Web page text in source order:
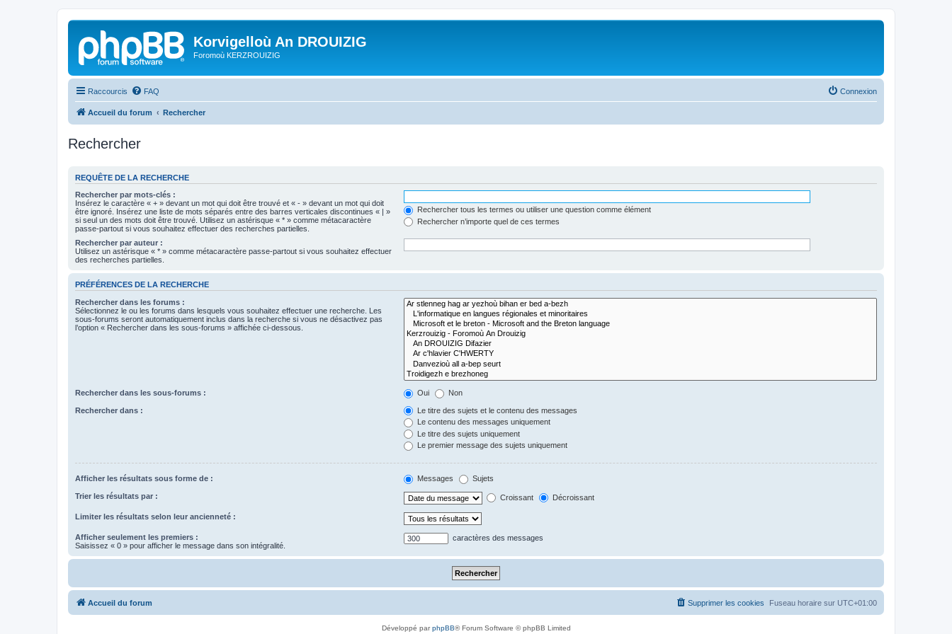
Korvigelloù An DROUIZIG
Foromoù KERZROUIZIG
Raccourcis FAQ Connexion
Accueil du forum Rechercher
Rechercher
REQUÊTE DE LA RECHERCHE
Rechercher par mots-clés :
Insérez le caractère « + » devant un mot qui doit être trouvé et « - » devant un mot qui doit
être ignoré. Insérez une liste de mots séparés entre des barres verticales discontinues « | »
si seul un des mots doit être trouvé. Utilisez un astérisque « * » comme métacaractère
passe-partout si vous souhaitez effectuer des recherches partielles.
Rechercher tous les termes ou utiliser une question comme élément
Rechercher n’importe quel de ces termes
Rechercher par auteur :
Utilisez un astérisque « * » comme métacaractère passe-partout si vous souhaitez effectuer
des recherches partielles.
PRÉFÉRENCES DE LA RECHERCHE
Rechercher dans les forums :
Sélectionnez le ou les forums dans lesquels vous souhaitez effectuer une recherche. Les
sous-forums seront automatiquement inclus dans la recherche si vous ne désactivez pas
l’option « Rechercher dans les sous-forums » affichée ci-dessous.
Rechercher dans les sous-forums : Oui Non
Rechercher dans :
Le titre des sujets et le contenu des messages
Le contenu des messages uniquement
Le titre des sujets uniquement
Le premier message des sujets uniquement
Afficher les résultats sous forme de : Messages Sujets
Trier les résultats par : Croissant Décroissant
Limiter les résultats selon leur ancienneté :
Afficher seulement les premiers :
Saisissez « 0 » pour afficher le message dans son intégralité.
caractères des messages
Accueil du forum Fuseau horaire sur UTC+01:00
Supprimer les cookies
Développé parphpBB® Forum Software © phpBB Limited